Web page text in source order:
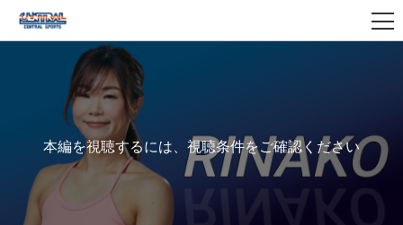
本編を視聴するには、視聴条件をご確認ください